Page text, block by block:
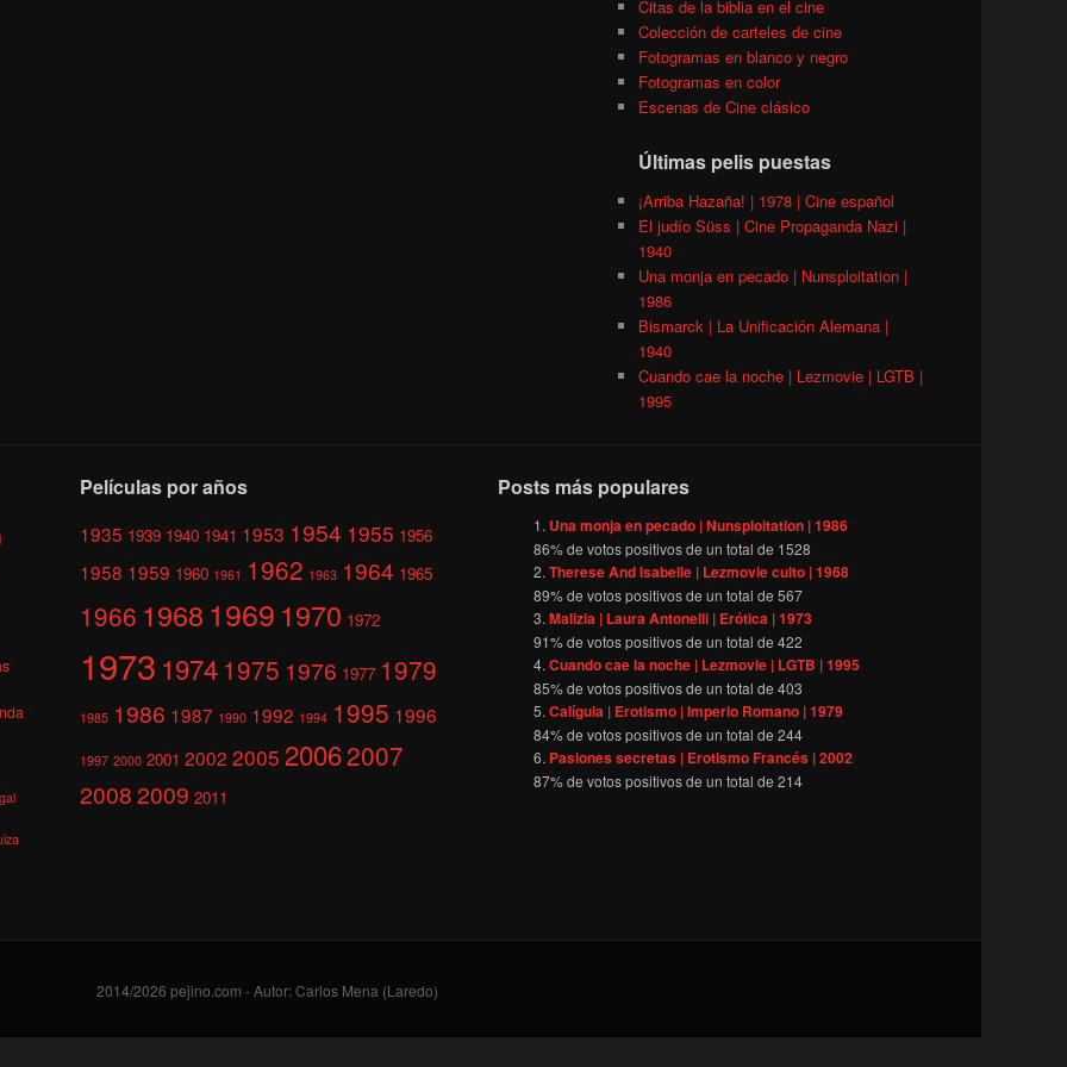
Citas de la biblia en el cine
Colección de carteles de cine
Fotogramas en blanco y negro
Fotogramas en color
Escenas de Cine clásico
Últimas pelis puestas
¡Arriba Hazaña! | 1978 | Cine español
El judío Süss | Cine Propaganda Nazi |
1940
Una monja en pecado | Nunsploitation |
1986
Bismarck | La Unificación Alemana |
1940
Cuando cae la noche | Lezmovie | LGTB |
1995
Películas por años
1935 1939 1940 1941 1953 1954 1955 1956
1958 1959 1960 1961 1962 1963 1964 1965
1966 1968 1969 1970 1972
1973 1974 1975 1976 1977 1979
1985 1986 1987 1990 1992 1994 1995 1996
1997 2000 2001 2002 2005 20062007
20082009 2011
Posts más populares
Una monja en pecado | Nunsploitation | 1986
86% de votos positivos de un total de 1528
Therese And Isabelle | Lezmovie culto | 1968
89% de votos positivos de un total de567
Malizia | Laura Antonelli | Erótica | 1973
91% de votos positivos de un total de422
Cuando cae la noche | Lezmovie | LGTB | 1995
85% de votos positivos de un total de403
Calígula | Erotismo | Imperio Romano | 1979
84% de votos positivos de un total de244
Pasiones secretas | Erotismo Francés | 2002
87% de votos positivos de un total de214
2014/2026 pejino.com - Autor: Carlos Mena (Laredo)